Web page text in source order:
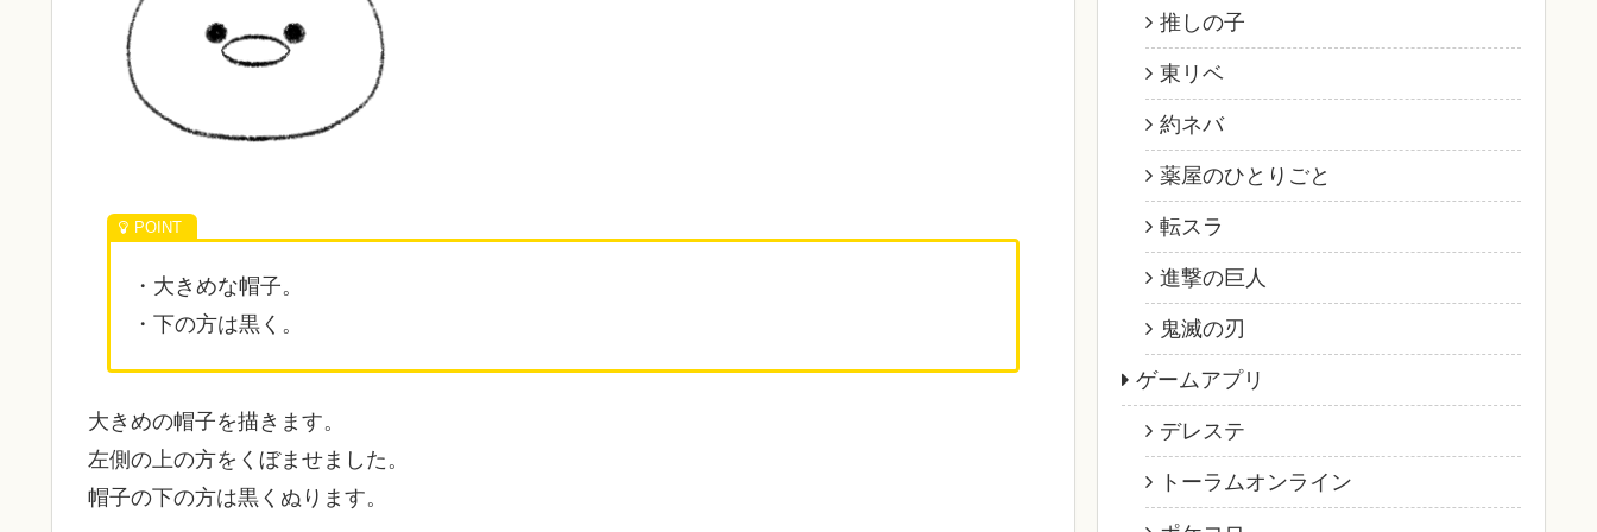
・大きめな帽子。
・下の方は黒く。
大きめの帽子を描きます。
左側の上の方をくぼませました。
帽子の下の方は黒くぬります。
推しの子
東リベ
約ネバ
薬屋のひとりごと
転スラ
進撃の巨人
鬼滅の刃
ゲームアプリ
デレステ
トーラムオンライン